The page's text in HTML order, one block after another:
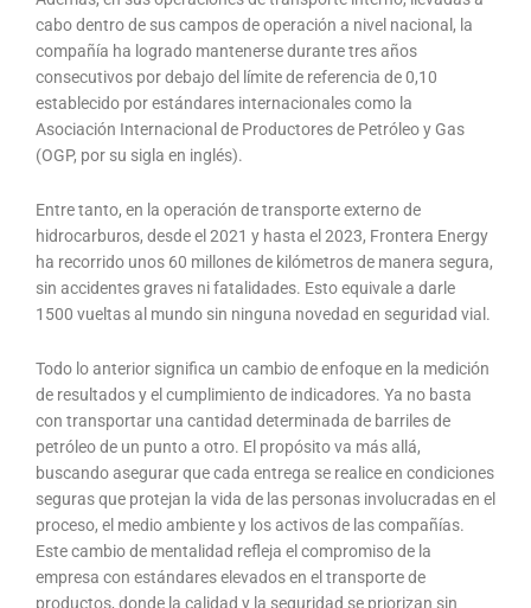
cabo dentro de sus campos de operación a nivel nacional, la
compañía ha logrado mantenerse durante tres años
consecutivos por debajo del límite de referencia de 0,10
establecido por estándares internacionales como la
Asociación Internacional de Productores de Petróleo y Gas
(OGP, por su sigla en inglés).
Entre tanto, en la operación de transporte externo de
hidrocarburos, desde el 2021 y hasta el 2023, Frontera Energy
ha recorrido unos 60 millones de kilómetros de manera segura,
sin accidentes graves ni fatalidades. Esto equivale a darle
1500 vueltas al mundo sin ninguna novedad en seguridad vial.
Todo lo anterior significa un cambio de enfoque en la medición
de resultados y el cumplimiento de indicadores. Ya no basta
con transportar una cantidad determinada de barriles de
petróleo de un punto a otro. El propósito va más allá,
buscando asegurar que cada entrega se realice en condiciones
seguras que protejan la vida de las personas involucradas en el
proceso, el medio ambiente y los activos de las compañías.
Este cambio de mentalidad refleja el compromiso de la
empresa con estándares elevados en el transporte de
productos, donde la calidad y la seguridad se priorizan sin